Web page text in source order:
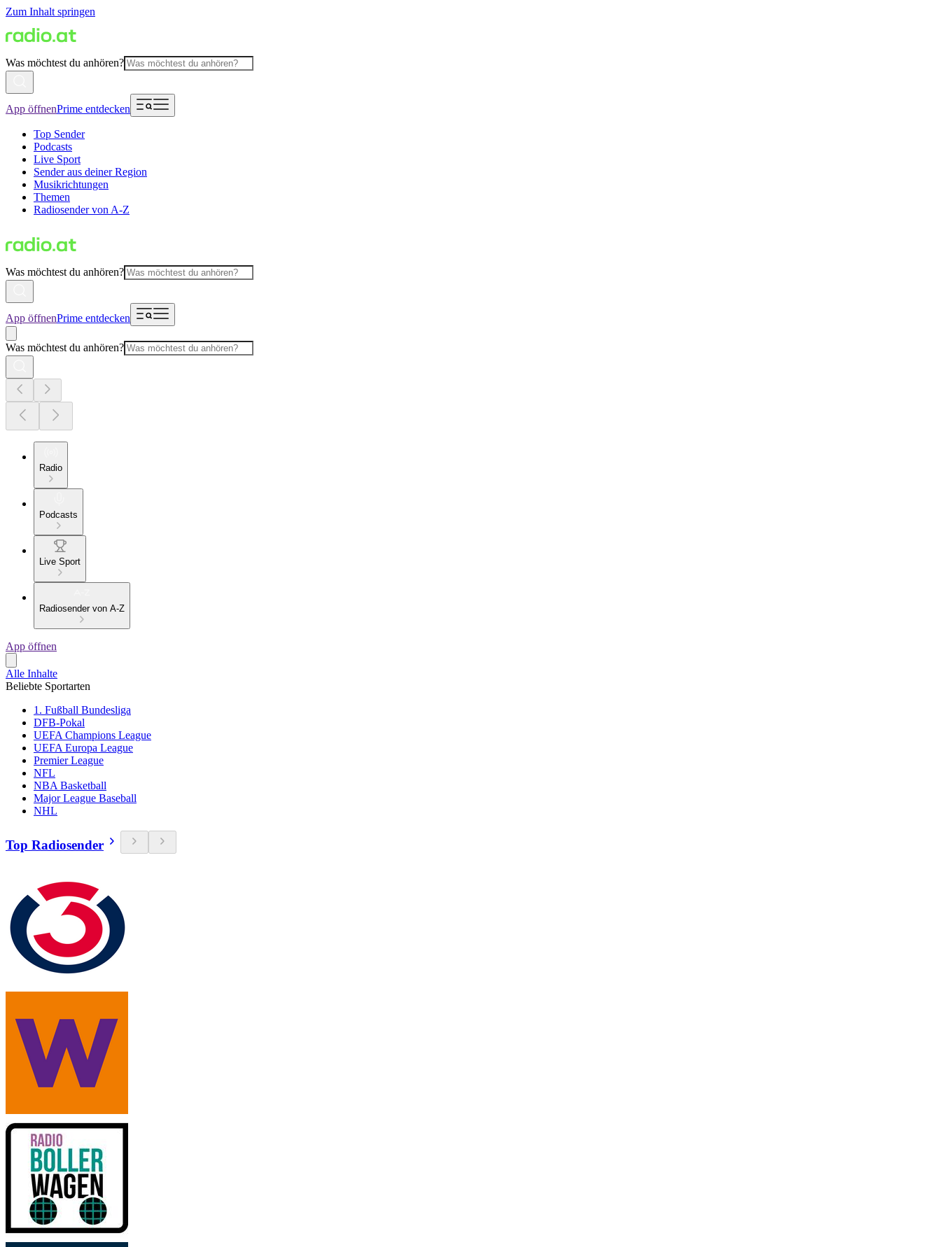
Zum Inhalt springen
Was möchtest du anhören?
App öffnenPrime entdecken
Top Sender
Podcasts
Live Sport
Sender aus deiner Region
Musikrichtungen
Themen
Radiosender von A-Z
Was möchtest du anhören?
App öffnenPrime entdecken
Was möchtest du anhören?
Radio
Podcasts
Live Sport
Radiosender von A-Z
App öffnen
Alle Inhalte
Beliebte Sportarten
1. Fußball Bundesliga
DFB-Pokal
UEFA Champions League
UEFA Europa League
Premier League
NFL
NBA Basketball
Major League Baseball
NHL
Top Radiosender